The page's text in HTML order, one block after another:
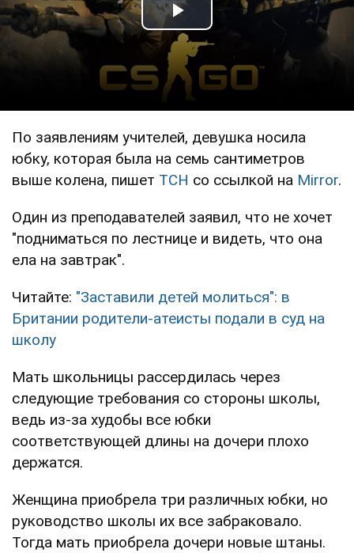
Play Video
По заявлениям учителей, девушка носила
юбку, которая была на семь сантиметров
выше колена, пишет ТСН со ссылкой на Mirror.
Один из преподавателей заявил, что не хочет
"подниматься по лестнице и видеть, что она
ела на завтрак".
Читайте: "Заставили детей молиться": в
Британии родители-атеисты подали в суд на
школу
Мать школьницы рассердилась через
следующие требования со стороны школы,
ведь из-за худобы все юбки
соответствующей длины на дочери плохо
держатся.
Женщина приобрела три различных юбки, но
руководство школы их все забраковало.
Тогда мать приобрела дочери новые штаны.